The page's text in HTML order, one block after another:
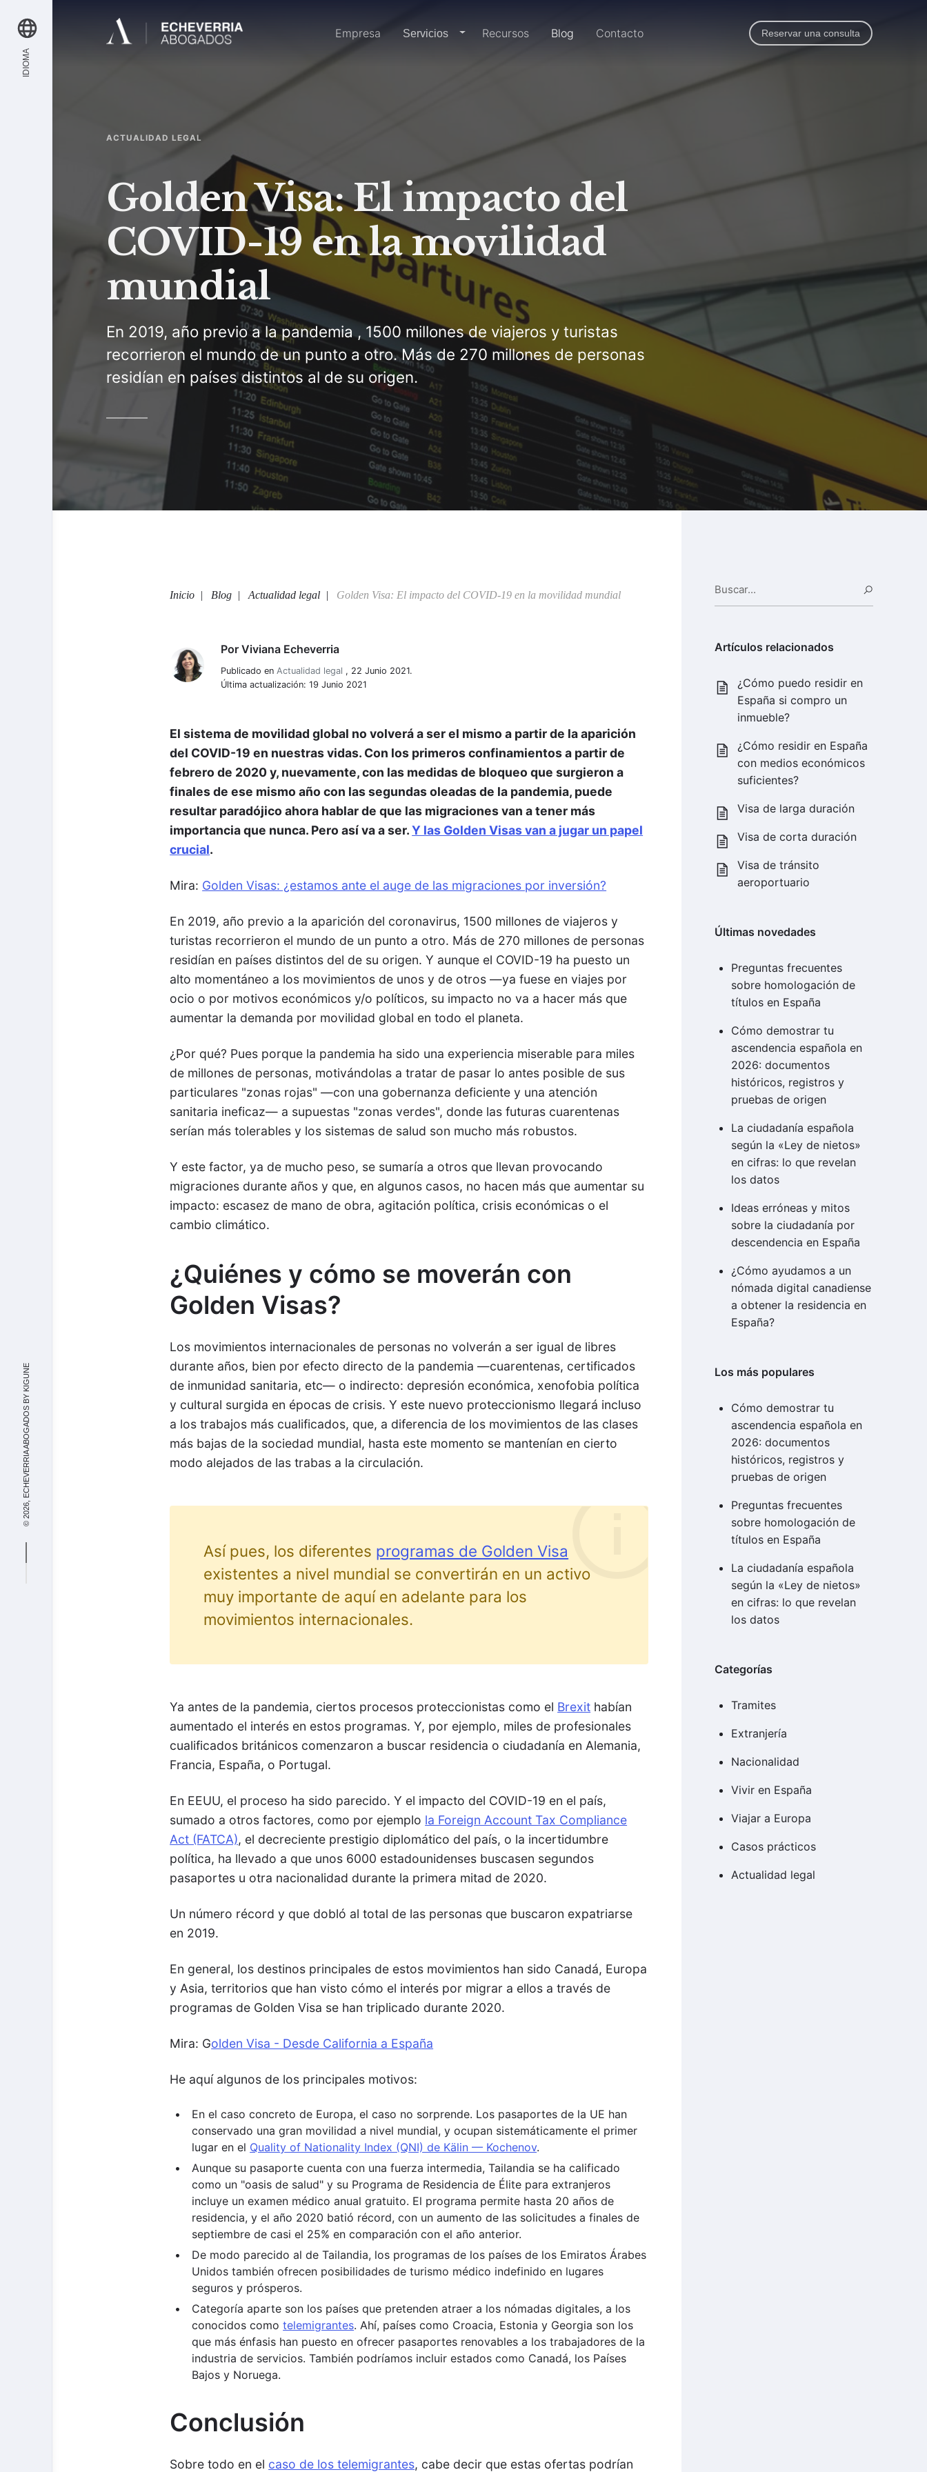
IDIOMA
© 2026, ECHEVERRIA ABOGADOS BY
KIGUNE
Inicio
Empresa Servicios dropdown-link
Recursos Blog Contacto Reservar una consulta
ACTUALIDAD LEGAL
Golden Visa: El impacto del
COVID-19 en la movilidad
mundial
En 2019, año previo a la pandemia , 1500 millones de viajeros y turistas
recorrieron el mundo de un punto a otro. Más de 270 millones de personas
residían en países distintos al de su origen.
Inicio Blog Actualidad legal Golden Visa: El impacto del COVID-19 en la movilidad mundial
Viviana Echeverria
PorViviana Echeverria
Publicado enActualidad legal , 22 Junio 2021.
Última actualización: 19 Junio 2021
El sistema de movilidad global no volverá a ser el mismo a partir de la aparición
del COVID-19 en nuestras vidas. Con los primeros confinamientos a partir de
febrero de 2020 y, nuevamente, con las medidas de bloqueo que surgieron a
finales de ese mismo año con las segundas oleadas de la pandemia, puede
resultar paradójico ahora hablar de que las migraciones van a tener más
importancia que nunca. Pero así va a ser.Y las Golden Visas van a jugar un papel
crucial.
Mira: Golden Visas: ¿estamos ante el auge de las migraciones por inversión?
En 2019, año previo a la aparición del coronavirus, 1500 millones de viajeros y
turistas recorrieron el mundo de un punto a otro. Más de 270 millones de personas
residían en países distintos del de su origen. Y aunque el COVID-19 ha puesto un
alto momentáneo a los movimientos de unos y de otros —ya fuese en viajes por
ocio o por motivos económicos y/o políticos, su impacto no va a hacer más que
aumentar la demanda por movilidad global en todo el planeta.
¿Por qué? Pues porque la pandemia ha sido una experiencia miserable para miles
de millones de personas, motivándolas a tratar de pasar lo antes posible de sus
particulares "zonas rojas" —con una gobernanza deficiente y una atención
sanitaria ineficaz— a supuestas "zonas verdes", donde las futuras cuarentenas
serían más tolerables y los sistemas de salud son mucho más robustos.
Y este factor, ya de mucho peso, se sumaría a otros que llevan provocando
migraciones durante años y que, en algunos casos, no hacen más que aumentar su
impacto: escasez de mano de obra, agitación política, crisis económicas o el
cambio climático.
¿Quiénes y cómo se moverán con
Golden Visas?
Los movimientos internacionales de personas no volverán a ser igual de libres
durante años, bien por efecto directo de la pandemia —cuarentenas, certificados
de inmunidad sanitaria, etc— o indirecto: depresión económica, xenofobia política
y cultural surgida en épocas de crisis. Y este nuevo proteccionismo llegará incluso
a los trabajos más cualificados, que, a diferencia de los movimientos de las clases
más bajas de la sociedad mundial, hasta este momento se mantenían en cierto
modo alejados de las trabas a la circulación.
Así pues, los diferentes programas de Golden Visa
existentes a nivel mundial se convertirán en un activo
muy importante de aquí en adelante para los
movimientos internacionales.
Ya antes de la pandemia, ciertos procesos proteccionistas como el Brexit habían
aumentado el interés en estos programas. Y, por ejemplo, miles de profesionales
cualificados británicos comenzaron a buscar residencia o ciudadanía en Alemania,
Francia, España, o Portugal.
En EEUU, el proceso ha sido parecido. Y el impacto del COVID-19 en el país,
sumado a otros factores, como por ejemplo la Foreign Account Tax Compliance
Act (FATCA), el decreciente prestigio diplomático del país, o la incertidumbre
política, ha llevado a que unos 6000 estadounidenses buscasen segundos
pasaportes u otra nacionalidad durante la primera mitad de 2020.
Un número récord y que dobló al total de las personas que buscaron expatriarse
en 2019.
En general, los destinos principales de estos movimientos han sido Canadá, Europa
y Asia, territorios que han visto cómo el interés por migrar a ellos a través de
programas de Golden Visa se han triplicado durante 2020.
Mira: Golden Visa - Desde California a España
He aquí algunos de los principales motivos:
En el caso concreto de Europa, el caso no sorprende. Los pasaportes de la UE han
conservado una gran movilidad a nivel mundial, y ocupan sistemáticamente el primer
lugar en el Quality of Nationality Index (QNI) de Kälin — Kochenov.
Aunque su pasaporte cuenta con una fuerza intermedia, Tailandia se ha calificado
como un "oasis de salud" y su Programa de Residencia de Élite para extranjeros
incluye un examen médico anual gratuito. El programa permite hasta 20 años de
residencia, y el año 2020 batió récord, con un aumento de las solicitudes a finales de
septiembre de casi el 25% en comparación con el año anterior.
De modo parecido al de Tailandia, los programas de los países de los Emiratos Árabes
Unidos también ofrecen posibilidades de turismo médico indefinido en lugares
seguros y prósperos.
Categoría aparte son los países que pretenden atraer a los nómadas digitales, a los
conocidos comotelemigrantes. Ahí, países como Croacia, Estonia y Georgia son los
que más énfasis han puesto en ofrecer pasaportes renovables a los trabajadores de la
industria de servicios. También podríamos incluir estados como Canadá, los Países
Bajos y Noruega.
Conclusión
Sobre todo en el caso de los telemigrantes, cabe decir que estas ofertas podrían
Buscar
Artículos relacionados
¿Cómo puedo residir en
España si compro un
inmueble?
¿Cómo residir en España
con medios económicos
suficientes?
Visa de larga duración
Visa de corta duración
Visa de tránsito
aeroportuario
Últimas novedades
Preguntas frecuentes
sobre homologación de
títulos en España
Cómo demostrar tu
ascendencia española en
2026: documentos
históricos, registros y
pruebas de origen
La ciudadanía española
según la «Ley de nietos»
en cifras: lo que revelan
los datos
Ideas erróneas y mitos
sobre la ciudadanía por
descendencia en España
¿Cómo ayudamos a un
nómada digital canadiense
a obtener la residencia en
España?
Los más populares
Cómo demostrar tu
ascendencia española en
2026: documentos
históricos, registros y
pruebas de origen
Preguntas frecuentes
sobre homologación de
títulos en España
La ciudadanía española
según la «Ley de nietos»
en cifras: lo que revelan
los datos
Categorías
Tramites
Extranjería
Nacionalidad
Vivir en España
Viajar a Europa
Casos prácticos
Actualidad legal